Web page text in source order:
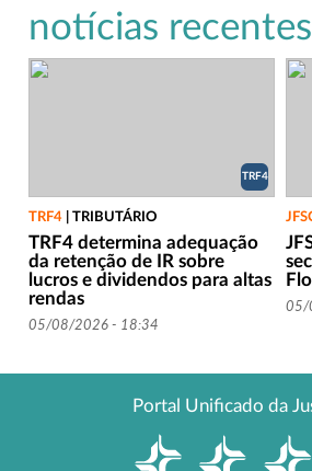
notícias recentes
TRF4
TRF4 TRIBUTÁRIO
TRF4 determina adequação
da retenção de IR sobre
lucros e dividendos para altas
rendas
05/08/2026 - 18:34
05/
Portal Unificado da